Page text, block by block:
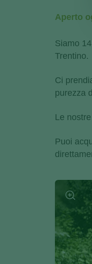
Aperto
Siamo
Trentino.
Ci
purezza
Le
Puoi